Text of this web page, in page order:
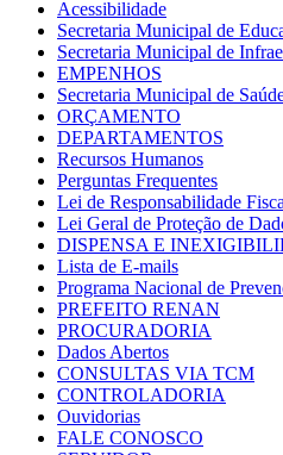
Acessibilidade
Secretaria Municipal de
Secretaria Municipal de
EMPENHOS
Secretaria Municipal de
ORÇAMENTO
DEPARTAMENTOS
Recursos Humanos
Perguntas Frequentes
Lei de Responsabilidade
Lei Geral de Proteção de
DISPENSA E
Lista de E-mails
Programa Nacional de
PREFEITO RENAN
PROCURADORIA
Dados Abertos
CONSULTAS VIA TCM
CONTROLADORIA
Ouvidorias
FALE CONOSCO